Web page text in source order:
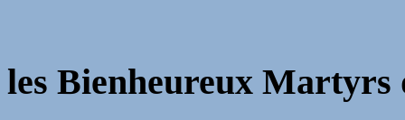
les Bienheureux Martyrs